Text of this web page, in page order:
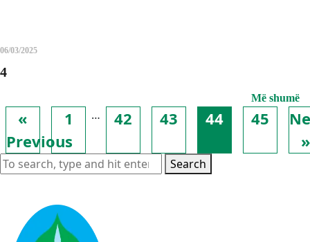
06/03/2025
4
Më shumë
«
Previous
1 … 42 43 44 45
»
Search